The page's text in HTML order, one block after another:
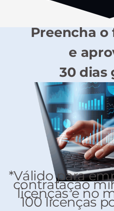
Preencha
e
30 dias
*Válido para
contratação
licenças e no
100 licenças